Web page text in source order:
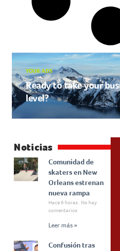
YOUR ADS
Ready to take your
level?
Noticias
Comunidad de
skaters en New
Orleans estrenan
nueva rampa
Hace 6 horas
No hay
comentarios
Leer más »
Confusión tras